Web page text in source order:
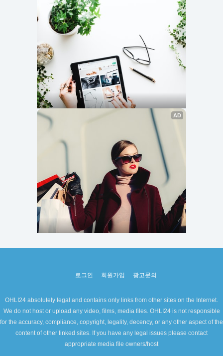
로그인 회원가입 광고문의
OHLI24 absolutely legal and contains only links from other sites on the Internet.
We do not host or upload any video, films, media files. OHLI24 is not responsible
for the accuracy, compliance, copyright, legality, decency, or any other aspect of the
content of other linked sites. If you have any legal issues please contact
appropriate media file owners/host